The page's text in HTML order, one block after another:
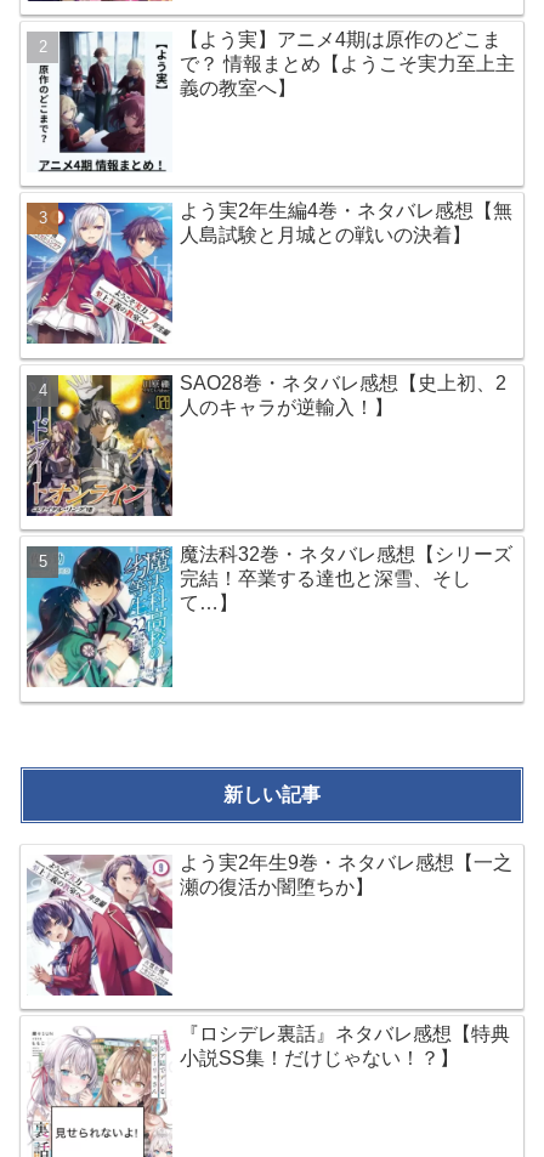
【よう実】アニメ4期は原作のどこま
で？ 情報まとめ【ようこそ実力至上主
義の教室へ】
よう実2年生編4巻・ネタバレ感想【無
人島試験と月城との戦いの決着】
SAO28巻・ネタバレ感想【史上初、2
人のキャラが逆輸入！】
魔法科32巻・ネタバレ感想【シリーズ
完結！卒業する達也と深雪、そし
て…】
新しい記事
よう実2年生9巻・ネタバレ感想【一之
瀬の復活か闇堕ちか】
『ロシデレ裏話』ネタバレ感想【特典
小説SS集！だけじゃない！？】